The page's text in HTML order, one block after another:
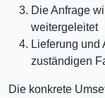
Die Anfrage
weitergeleitet
Lieferung und
zuständigen
Die konkrete